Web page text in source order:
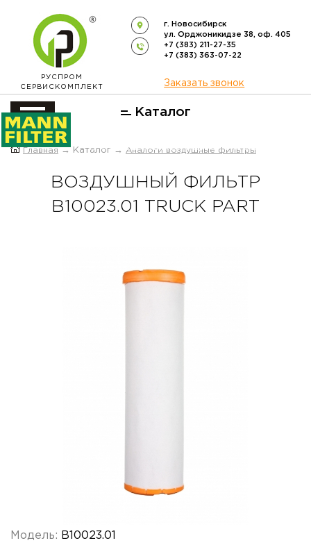
РУСПРОМ
СЕРВИСКОМПЛЕКТ
г. Новосибирск
ул. Орджоникидзе 38, оф. 405
+7 (383) 211-27-35
+7 (383) 363-07-22
Заказать звонок
Каталог
ОФИЦИАЛЬНЫЙ ДИСТРИБЬЮТОР
Главная → Каталог → Аналоги воздушные фильтры
ВОЗДУШНЫЙ ФИЛЬТР
B10023.01 TRUCK PART
Модель: B10023.01